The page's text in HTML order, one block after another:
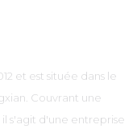
et est située dans le
Couvrant une
s'agit d'une entreprise